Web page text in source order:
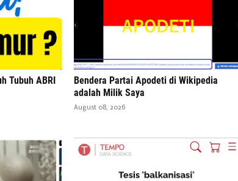
Tubuh ABRI
Bendera Partai Apodeti di Wikipedia
adalah Milik Saya
August 08, 2026